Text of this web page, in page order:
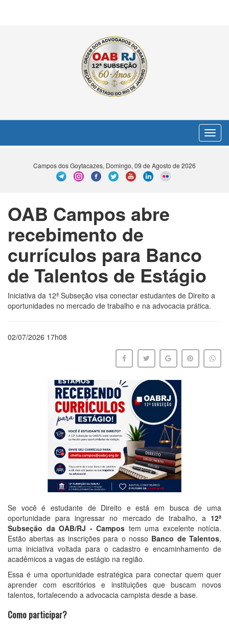
Toggle
Campos dos Goytacazes, Domingo, 09 de Agosto de 2026
OAB Campos abre
recebimento de
currículos para Banco
de Talentos de Estágio
Iniciativa da 12ª Subseção visa conectar estudantes de Direito a
oportunidades no mercado de trabalho e na advocacia prática.
02/07/2026 17h08
Se você é estudante de Direito e está em busca de uma
oportunidade para ingressar no mercado de trabalho, a 12ª
Subseção da OAB/RJ - Campos tem uma excelente notícia.
Estão abertas as inscrições para o nosso Banco de Talentos,
uma iniciativa voltada para o cadastro e encaminhamento de
acadêmicos a vagas de estágio na região.
Essa é uma oportunidade estratégica para conectar quem quer
aprender com escritórios e instituições que buscam novos
talentos, fortalecendo a advocacia campista desde a base.
Como participar?